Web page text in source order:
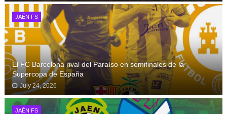
JAÉN FS
El FC Barcelona rival del Paraíso en semifinales de la
Supercopa de España
July 24, 2026
JAÉN FS